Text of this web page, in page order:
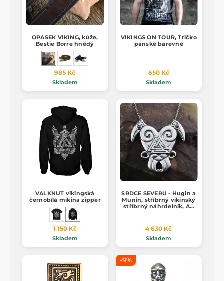
OPASEK VIKING, kůže,
Bestie Borre hnědý
985 Kč
Skladem
VIKINGS ON TOUR, Tričko
pánské barevné
650 Kč
Skladem
VALKNUT vikingská
černobílá mikina zipper
1 150 Kč
Skladem
SRDCE SEVERU - Hugin a
Munin, stříbrný vikinský
stříbrný náhrdelník, Ag
4 630 Kč
Skladem
-9%